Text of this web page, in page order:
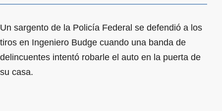
Un sargento de la Policía Federal se defendió a los
tiros en Ingeniero Budge cuando una banda de
delincuentes intentó robarle el auto en la puerta de
su casa.